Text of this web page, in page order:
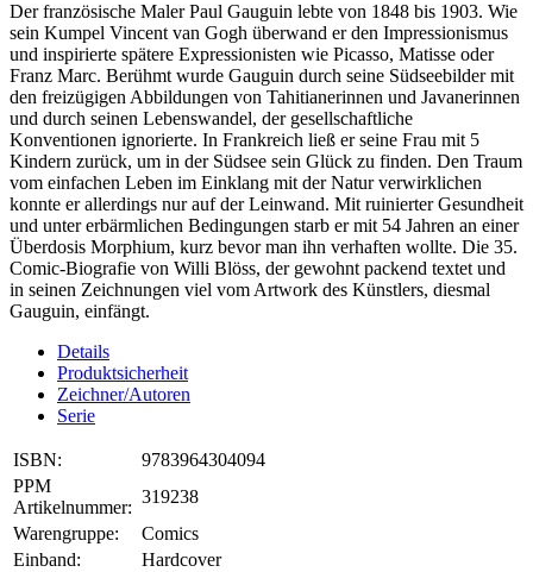
Der französische Maler Paul Gauguin lebte von 1848 bis 1903. Wie
sein Kumpel Vincent van Gogh überwand er den Impressionismus
und inspirierte spätere Expressionisten wie Picasso, Matisse oder
Franz Marc. Berühmt wurde Gauguin durch seine Südseebilder mit
den freizügigen Abbildungen von Tahitianerinnen und Javanerinnen
und durch seinen Lebenswandel, der gesellschaftliche
Konventionen ignorierte. In Frankreich ließ er seine Frau mit 5
Kindern zurück, um in der Südsee sein Glück zu finden. Den Traum
vom einfachen Leben im Einklang mit der Natur verwirklichen
konnte er allerdings nur auf der Leinwand. Mit ruinierter Gesundheit
und unter erbärmlichen Bedingungen starb er mit 54 Jahren an einer
Überdosis Morphium, kurz bevor man ihn verhaften wollte. Die 35.
Comic-Biografie von Willi Blöss, der gewohnt packend textet und
in seinen Zeichnungen viel vom Artwork des Künstlers, diesmal
Gauguin, einfängt.
Details
Produktsicherheit
Zeichner/Autoren
Serie
ISBN:
9783964304094
PPM
Artikelnummer:
319238
Warengruppe:
Comics
Einband:
Hardcover